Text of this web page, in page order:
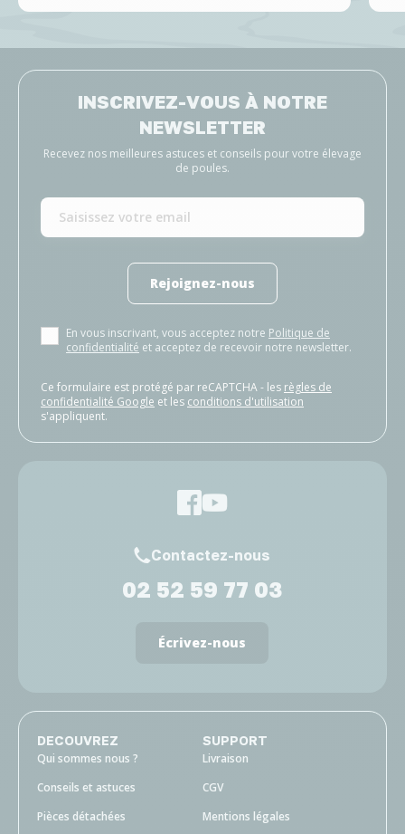
INSCRIVEZ-VOUS À NOTRE
NEWSLETTER
Recevez nos meilleures astuces et conseils pour votre élevage
de poules.
Rejoignez-nous
En vous inscrivant, vous acceptez notre Politique de
confidentialité et acceptez de recevoir notre newsletter.
Ce formulaire est protégé par reCAPTCHA - les règles de
confidentialité Google et les conditions d'utilisation
s'appliquent.
Contactez-nous
02 52 59 77 03
Écrivez-nous
DECOUVREZ
Qui sommes nous ?
Conseils et astuces
Pièces détachées
SUPPORT
Livraison
CGV
Mentions légales